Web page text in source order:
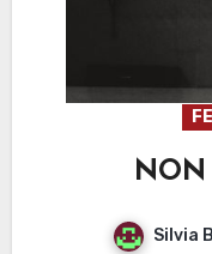
NON
Silvia